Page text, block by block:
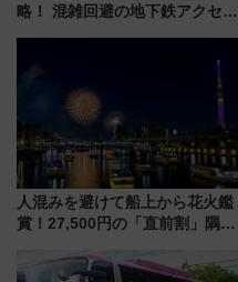
略！ 混雑回避の地下鉄アクセス
人混みを避けて船上から花火鑑
賞！27,500円の「直前割」隅田
メも持ち込みOK